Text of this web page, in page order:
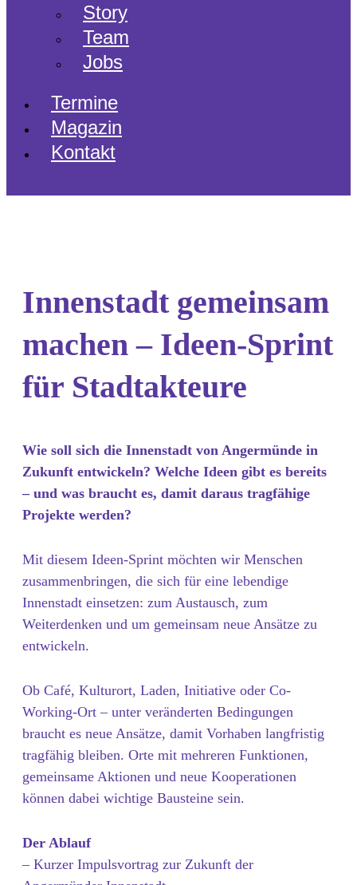
Story
Team
Jobs
Termine
Magazin
Kontakt
Innenstadt gemeinsam
machen – Ideen-Sprint
für Stadtakteure
Wie soll sich die Innenstadt von Angermünde in
Zukunft entwickeln? Welche Ideen gibt es bereits
– und was braucht es, damit daraus tragfähige
Projekte werden?
Mit diesem Ideen-Sprint möchten wir Menschen
zusammenbringen, die sich für eine lebendige
Innenstadt einsetzen: zum Austausch, zum
Weiterdenken und um gemeinsam neue Ansätze zu
entwickeln.
Ob Café, Kulturort, Laden, Initiative oder Co-
Working-Ort – unter veränderten Bedingungen
braucht es neue Ansätze, damit Vorhaben langfristig
tragfähig bleiben. Orte mit mehreren Funktionen,
gemeinsame Aktionen und neue Kooperationen
können dabei wichtige Bausteine sein.
Der Ablauf
– Kurzer Impulsvortrag zur Zukunft der